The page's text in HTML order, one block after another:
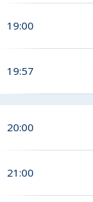
19:00
19:57
20:00
21:00